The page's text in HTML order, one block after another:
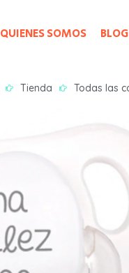
QUIENES SOMOS BLOG
Tienda Todas las